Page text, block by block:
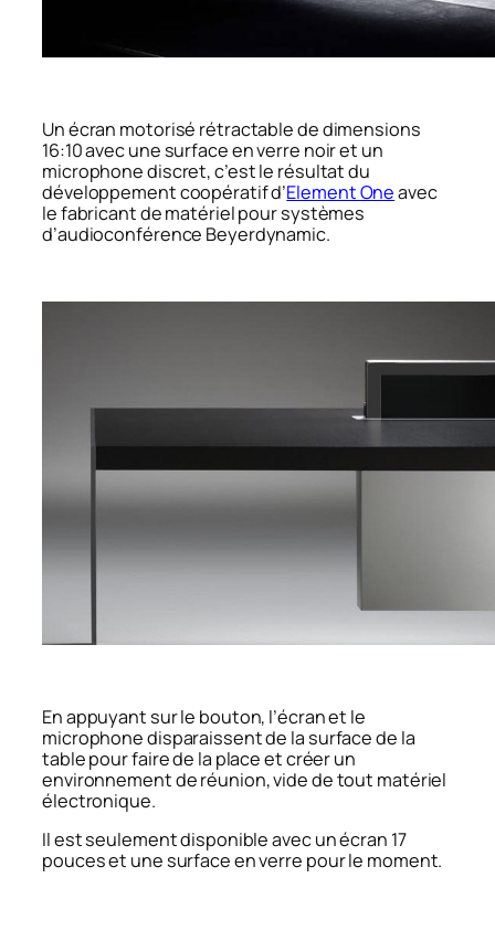
Un écran motorisé rétractable de dimensions
16:10 avec une surface en verre noir et un
microphone discret, c’est le résultat du
développement coopératif d’Element Oneavec
le fabricant de matériel pour systèmes
d’audioconférence Beyerdynamic.
En appuyant sur le bouton, l’écran et le
microphone disparaissent de la surface de la
table pour faire de la place et créer un
environnement de réunion, vide de tout matériel
électronique.
Il est seulement disponible avec un écran 17
pouces et une surface en verre pour le moment.